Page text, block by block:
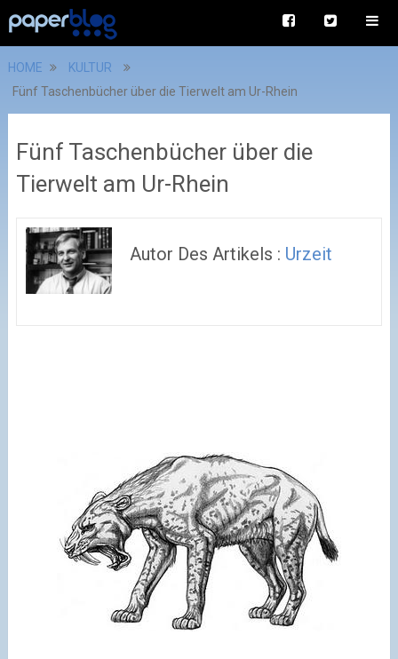
HOME
KULTUR
Fünf Taschenbücher über die Tierwelt am Ur-Rhein
Fünf Taschenbücher über die
Tierwelt am Ur-Rhein
Autor Des Artikels : Urzeit